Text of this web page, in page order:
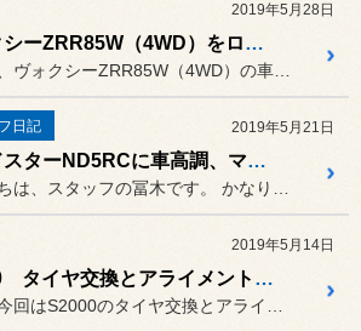
2019年5月28日
ヴォクシーZRR85W（4WD）をローダウン
今回は、ヴォクシーZRR85W（4WD）の車高をバランスよく下げま...
日記 2019年5月21日
ロードスターND5RCに車高調、マフラー取り付け
こんにちは、スタッフの冨木です。 かなりご無沙汰をしてしまいました...
2019年5月14日
S2000 タイヤ交換とアライメント調整
さて、今回はS2000のタイヤ交換とアライメントです。